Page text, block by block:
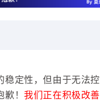
稳定性，但由于无法控
！ 我们正在积极改善